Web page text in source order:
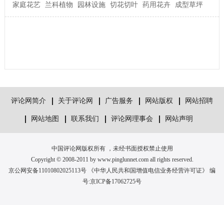
家庭花艺
兰科植物 园林设施 切花切叶 药用花卉 成型草坪
评论网简介 关于评论网 广告服务 网站版权 网站招聘
网站地图 联系我们 评论网理事会 网站声明
中国评论网版权所有 ，未经书面授权禁止使用
Copyright © 2008-2011 by www.pinglunnet.com all rights reserved.
京公网安备11010802025113号 《中华人民共和国增值电信业务经营许可证》 编
号:京ICP备17062725号